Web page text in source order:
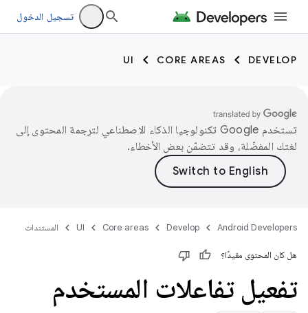
تسجيل الدخول
DEVELOP
CORE AREAS
UI
تستخدم Google تكنولوجيا الذكاء الاصطناعي لترجمة المحتوى إلى
لغتك المفضّلة، وقد تتضمّن بعض الأخطاء.
Android Developers
Develop
Core areas
UI المستندات
هل كان المحتوى مفيدًا؟
تفعيل تفاعلات المستخدم